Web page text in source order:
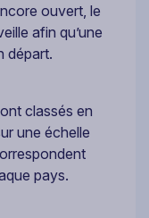
ouvert, le
afin qu’une
départ.
classés en
une échelle
pays.